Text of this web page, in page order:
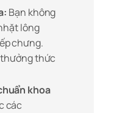
Bạn không
lông
chưng.
thức
khoa
các